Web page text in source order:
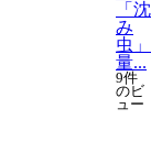
「沈
み
虫」
量...
9件
のビ
ュー